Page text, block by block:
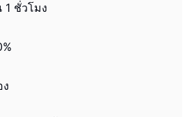
1 ชั่วโมง